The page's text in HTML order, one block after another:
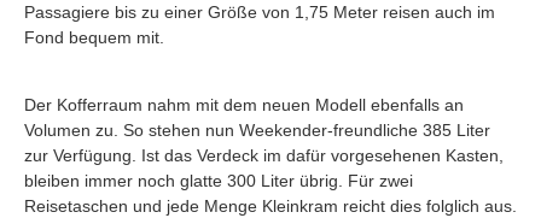
Passagiere bis zu einer Größe von 1,75 Meter reisen auch im
Fond bequem mit.
Der Kofferraum nahm mit dem neuen Modell ebenfalls an
Volumen zu. So stehen nun Weekender-freundliche 385 Liter
zur Verfügung. Ist das Verdeck im dafür vorgesehenen Kasten,
bleiben immer noch glatte 300 Liter übrig. Für zwei
Reisetaschen und jede Menge Kleinkram reicht dies folglich aus.